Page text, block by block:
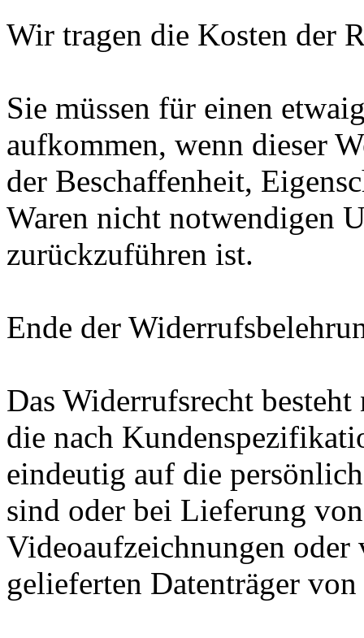
Wir tragen die Kosten der
Sie müssen für einen
aufkommen, wenn dieser
der Beschaffenheit,
Waren nicht notwendigen
zurückzuführen ist.
Ende der
Das Widerrufsrecht
die nach
eindeutig auf die
sind oder bei Lieferung
Videoaufzeichnungen
gelieferten Datenträger